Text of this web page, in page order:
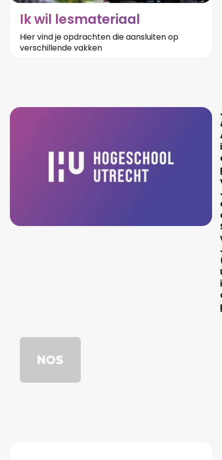
Ik wil lesmateriaal
Hier vind je opdrachten die aansluiten op
verschillende vakken